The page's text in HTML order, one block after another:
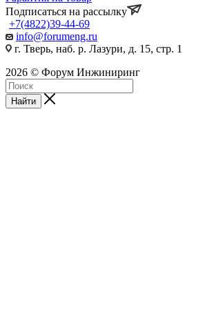
Подписаться на рассылку
+7(4822)39-44-69
info@forumeng.ru
г. Тверь, наб. р. Лазури, д. 15, стр. 1
2026 © Форум Инжиниринг
Найти